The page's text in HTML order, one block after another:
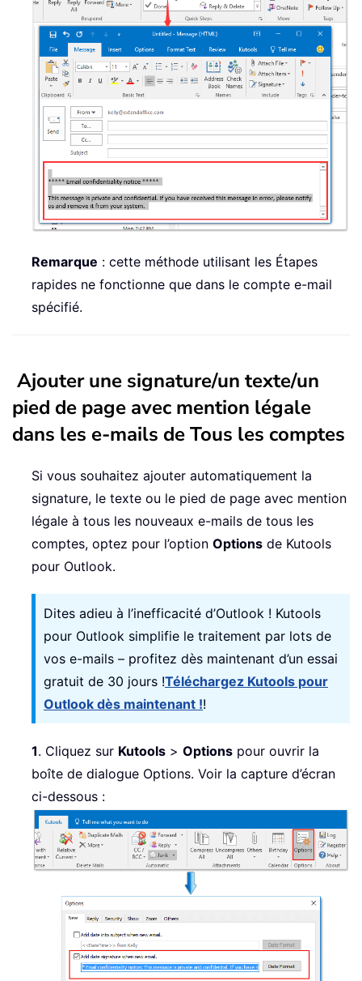
Remarque : cette méthode utilisant les Étapes
rapides ne fonctionne que dans le compte e-mail
spécifié.
Ajouter une signature/un texte/un
pied de page avec mention légale
dans les e-mails de Tous les comptes
Si vous souhaitez ajouter automatiquement la
signature, le texte ou le pied de page avec mention
légale à tous les nouveaux e-mails de tous les
comptes, optez pour l’option Options de Kutools
pour Outlook.
Dites adieu à l’inefficacité d’Outlook ! Kutools
pour Outlook simplifie le traitement par lots de
vos e-mails – profitez dès maintenant d’un essai
gratuit de 30 jours !Téléchargez Kutools pour
Outlook dès maintenant !!
1. Cliquez sur Kutools > Options pour ouvrir la
boîte de dialogue Options. Voir la capture d’écran
ci-dessous :